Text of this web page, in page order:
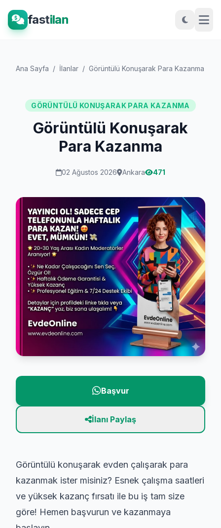
fastilan
Ana Sayfa / İlanlar / Görüntülü Konuşarak Para Kazanma
GÖRÜNTÜLÜ KONUŞARAK PARA KAZANMA
Görüntülü Konuşarak
Para Kazanma
02 Ağustos 2026 Ankara 471
Başvur
İlanı Paylaş
Görüntülü konuşarak evden çalışarak para
kazanmak ister misiniz? Esnek çalışma saatleri
ve yüksek kazanç fırsatı ile bu iş tam size
göre! Hemen başvurun ve kazanmaya